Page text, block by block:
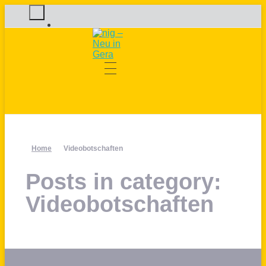
nig – Neu in Gera
OTEGAU GmbH
ÜBER UNS
Home Videobotschaften
Posts in category:
Videobotschaften